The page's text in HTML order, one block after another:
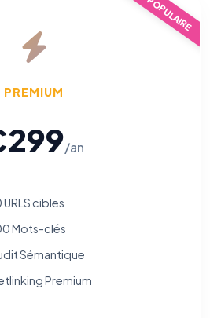
POPULAIRE
PREMIUM
/an
URLS cibles
Mots-clés
Sémantique
Premium